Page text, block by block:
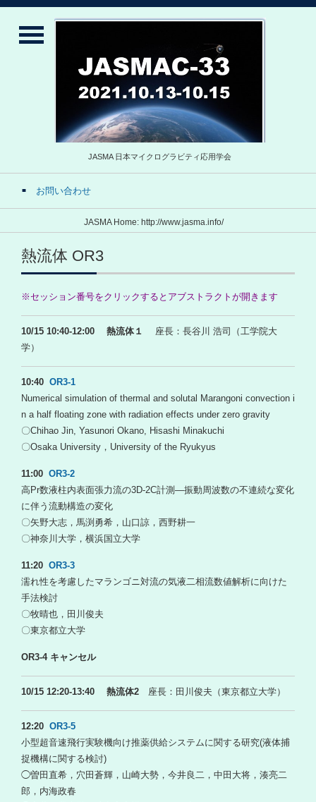
JASMA 日本マイクログラビティ応用学会
お問い合わせ
JASMA Home: http://www.jasma.info/
熱流体 OR3
※セッション番号をクリックするとアブストラクトが開きます
10/15 10:40-12:00 熱流体１
座長：長谷川 浩司（工学院大
学）
10:40 OR3-1
Numerical simulation of thermal and solutal Marangoni convection i
n a half floating zone with radiation effects under zero gravity
〇Chihao Jin, Yasunori Okano, Hisashi Minakuchi
〇Osaka University，University of the Ryukyus
11:00 OR3-2
高Pr数液柱内表面張力流の3D-2C計測—振動周波数の不連続な変化
に伴う流動構造の変化
〇矢野大志，馬渕勇希，山口諒，西野耕一
〇神奈川大学，横浜国立大学
11:20 OR3-3
濡れ性を考慮したマランゴニ対流の気液二相流数値解析に向けた
手法検討
〇牧晴也，田川俊夫
〇東京都立大学
OR3-4 キャンセル
10/15 12:20-13:40 熱流体2 座長：田川俊夫（東京都立大学）
12:20 OR3-5
小型超音速飛行実験機向け推薬供給システムに関する研究(液体捕
捉機構に関する検討)
◯曽田直希，穴田蒼輝，山崎大勢，今井良二，中田大将，湊亮二
郎，内海政春